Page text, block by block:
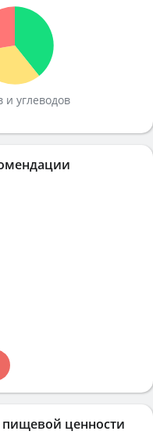
пищевой ценности
углеводов